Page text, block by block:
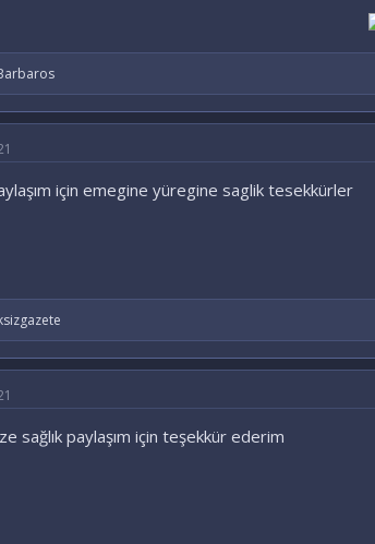
için emegine yüregine saglik tesekkürler
sağlık paylaşım için teşekkür ederim